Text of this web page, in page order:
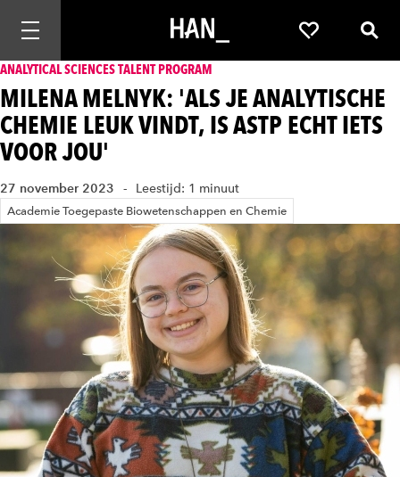
Mobiele navigatie openen Favorieten
ANALYTICAL SCIENCES TALENT PROGRAM
MILENA MELNYK: 'ALS JE ANALYTISCHE
CHEMIE LEUK VINDT, IS ASTP ECHT IETS
VOOR JOU'
27 november 2023 Leestijd: 1 minuut
Academie Toegepaste Biowetenschappen en Chemie